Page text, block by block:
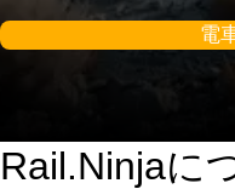
電
Rail.Ninjaに